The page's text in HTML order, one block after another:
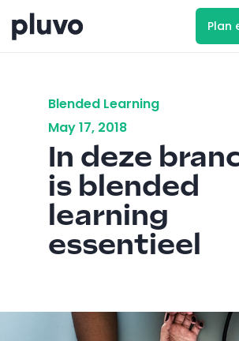
Plan
Blended Learning
May 17, 2018
In deze
is blended
learning
essentieel